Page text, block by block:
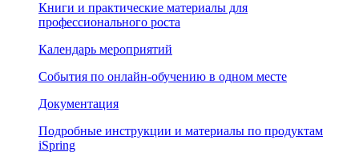
Книги и практические материалы для
профессионального роста
Календарь мероприятий
События по онлайн-обучению в одном месте
Документация
Подробные инструкции и материалы по продуктам
iSpring